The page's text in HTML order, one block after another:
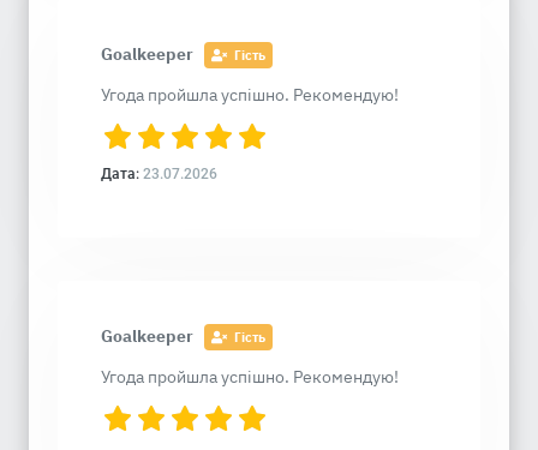
Goalkeeper Гість
Угода пройшла успішно. Рекомендую!
Дата: 23.07.2026
Goalkeeper Гість
Угода пройшла успішно. Рекомендую!